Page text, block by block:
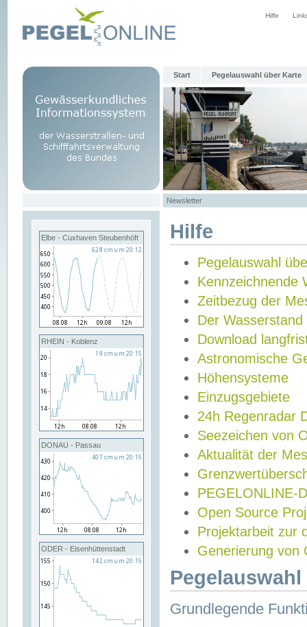
Hilfe
Start Pegelauswahl über Karte
Newsletter
Elbe - Cuxhaven Steubenhöft
RHEIN - Koblenz
DONAU - Passau
ODER - Eisenhüttenstadt
Hilfe
Pegelauswahl
Kennzeichnende
Zeitbezug der
Der Wasserstand
Download
Astronomische
Höhensysteme
Einzugsgebiete
24h Regenradar
Seezeichen von
Aktualität der
PEGELONLINE-
Open Source
Projektarbeit zur
Generierung von
Grundlegende